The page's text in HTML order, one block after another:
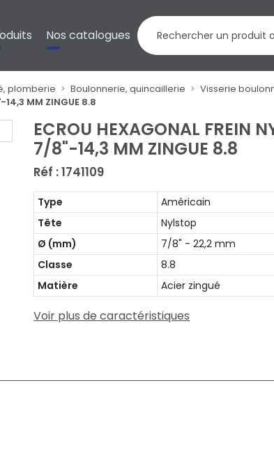
Nos catalogues
plomberie Boulonnerie, quincaillerie Visserie
14,3 MM ZINGUE 8.8
ECROU HEXAGONAL FREIN
7/8"-14,3 MM ZINGUE 8.8
Réf : 1741109
Type
Américain
Tête
Nylstop
Ø (mm)
7/8" - 22,2 mm
Classe
8.8
Matière
Acier zingué
Voir plus de caractéristiques